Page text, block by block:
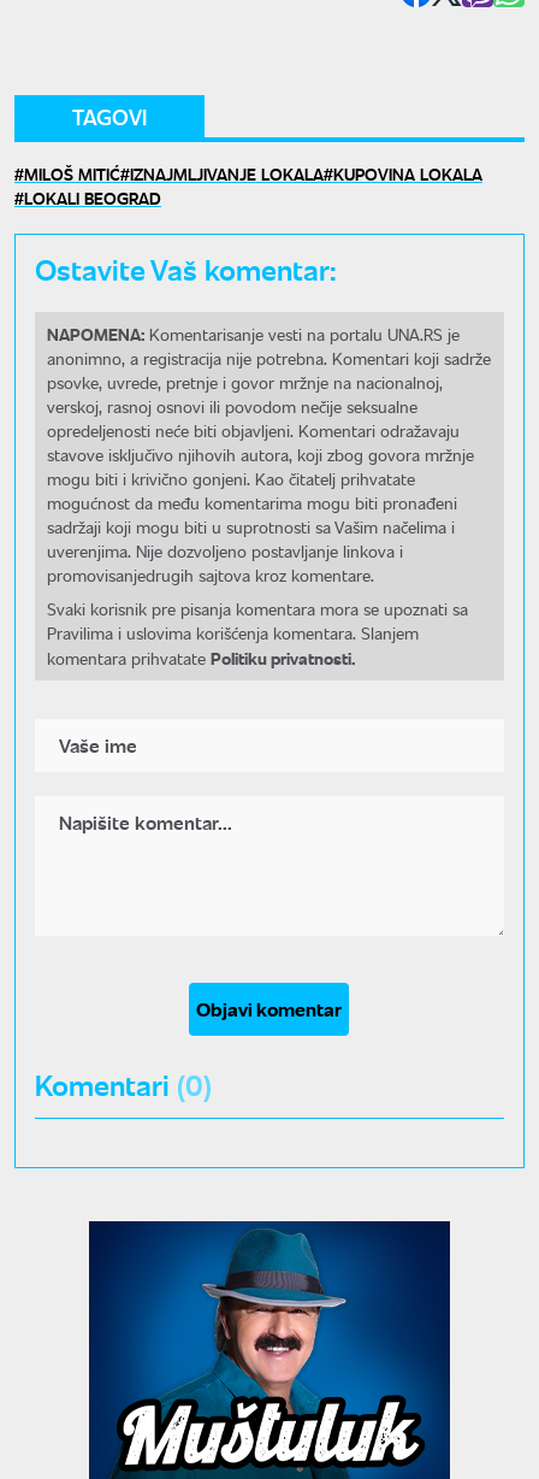
TAGOVI
MILOŠ MITIĆ IZNAJMLJIVANJE LOKALA KUPOVINA LOKALA
LOKALI BEOGRAD
Ostavite Vaš komentar:
NAPOMENA: Komentarisanje vesti na portalu UNA.RS je
anonimno, a registracija nije potrebna. Komentari koji sadrže
psovke, uvrede, pretnje i govor mržnje na nacionalnoj,
verskoj, rasnoj osnovi ili povodom nečije seksualne
opredeljenosti neće biti objavljeni. Komentari odražavaju
stavove isključivo njihovih autora, koji zbog govora mržnje
mogu biti i krivično gonjeni. Kao čitatelj prihvatate
mogućnost da među komentarima mogu biti pronađeni
sadržaji koji mogu biti u suprotnosti sa Vašim načelima i
uverenjima. Nije dozvoljeno postavljanje linkova i
promovisanjedrugih sajtova kroz komentare.
Svaki korisnik pre pisanja komentara mora se upoznati sa
Pravilima i uslovima korišćenja komentara. Slanjem
komentara prihvatate Politiku privatnosti.
Objavi komentar
Komentari (0)